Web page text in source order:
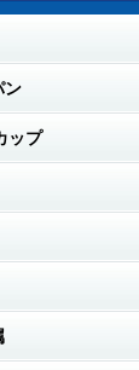
ン
ップ